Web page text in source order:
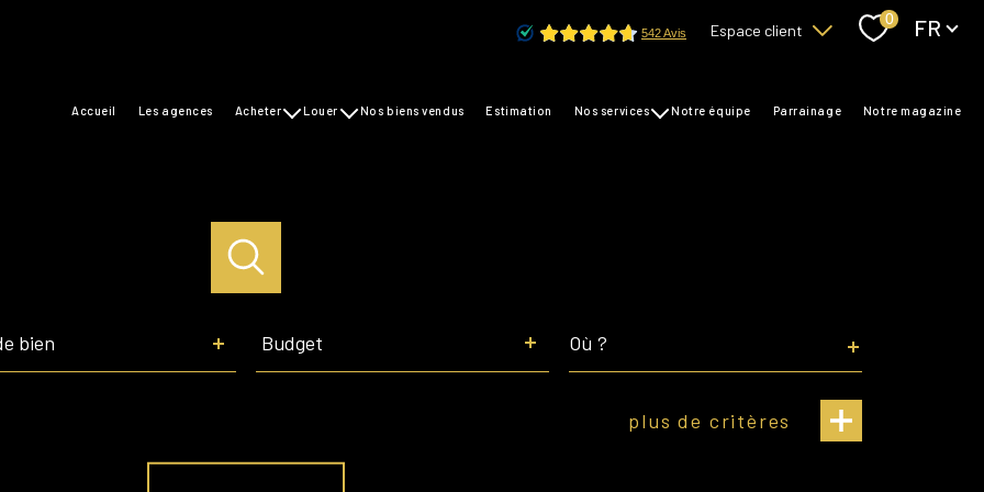
Espace client
0 FR
accueil les agences acheter louer nos biens vendus estimation nos services notre équipe parrainage notre magazine
bien Budget
plus de critères